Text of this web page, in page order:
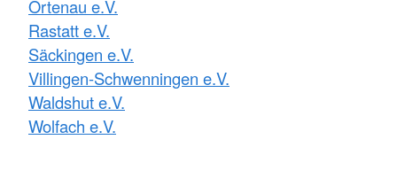
Ortenau e.V.
Rastatt e.V.
Säckingen e.V.
Villingen-Schwenningen e.V.
Waldshut e.V.
Wolfach e.V.